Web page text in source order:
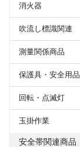
消火器
吹流し標識関連
測量関係商品
保護具・安全用品
回転・点滅灯
玉掛作業
安全帯関連商品